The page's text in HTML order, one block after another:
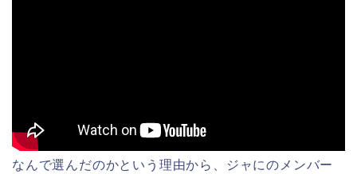
なんで選んだのかという理由から、ジャにのメンバー